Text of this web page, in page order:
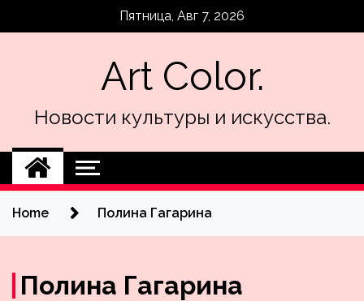
Пятница, Авг 7, 2026
Art Color.
Новости культуры и искусства.
Home Полина Гагарина
Полина Гагарина